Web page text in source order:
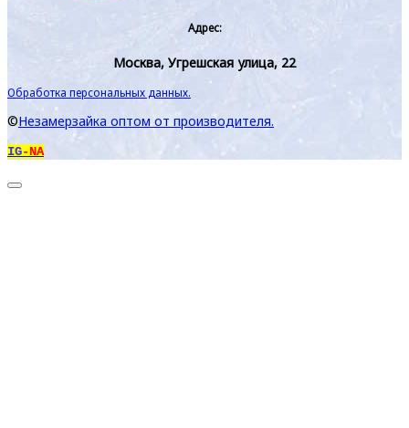
Адрес:
Москва, Угрешская улица, 22
Обработка персональных данных.
©Незамерзайка оптом от производителя.
IG-NA